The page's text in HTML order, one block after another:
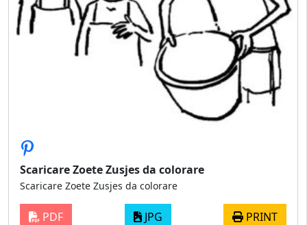
Scaricare Zoete Zusjes da colorare
Scaricare Zoete Zusjes da colorare
PDF JPG PRINT